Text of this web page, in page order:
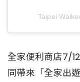
Taipei
全家便利商店7/
同帶來「全家出